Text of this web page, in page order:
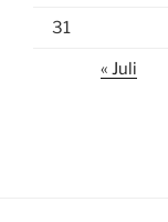
31
« Juli